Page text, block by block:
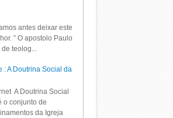
antes deixar este
” O apostolo Paulo
teolog...
: A Doutrina Social da
A Doutrina Social
o conjunto de
da Igreja